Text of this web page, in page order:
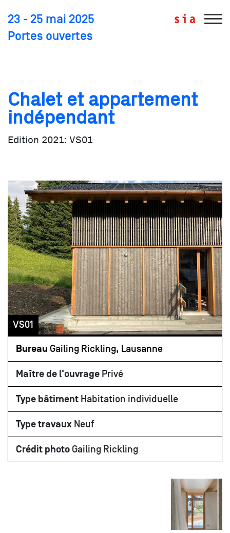
23 - 25 mai 2025
Portes ouvertes
Chalet et appartement
indépendant
Edition 2021: VS01
VS01
Bureau Gailing Rickling, Lausanne
Maître de l'ouvrage Privé
Type bâtiment Habitation individuelle
Type travaux Neuf
Crédit photo Gailing Rickling